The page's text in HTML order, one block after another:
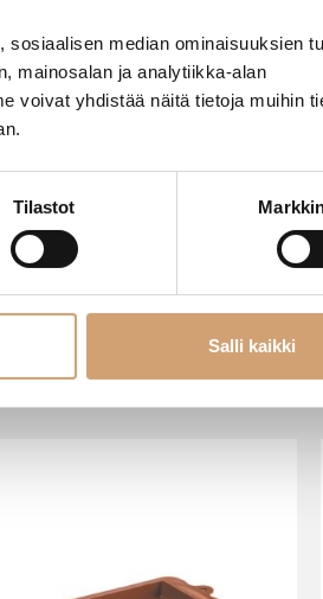
median ominaisuuksien
mainosalan ja analytiikka-alan
voivat yhdistää näitä tietoja muihin
Tilastot
Salli kaikki
-